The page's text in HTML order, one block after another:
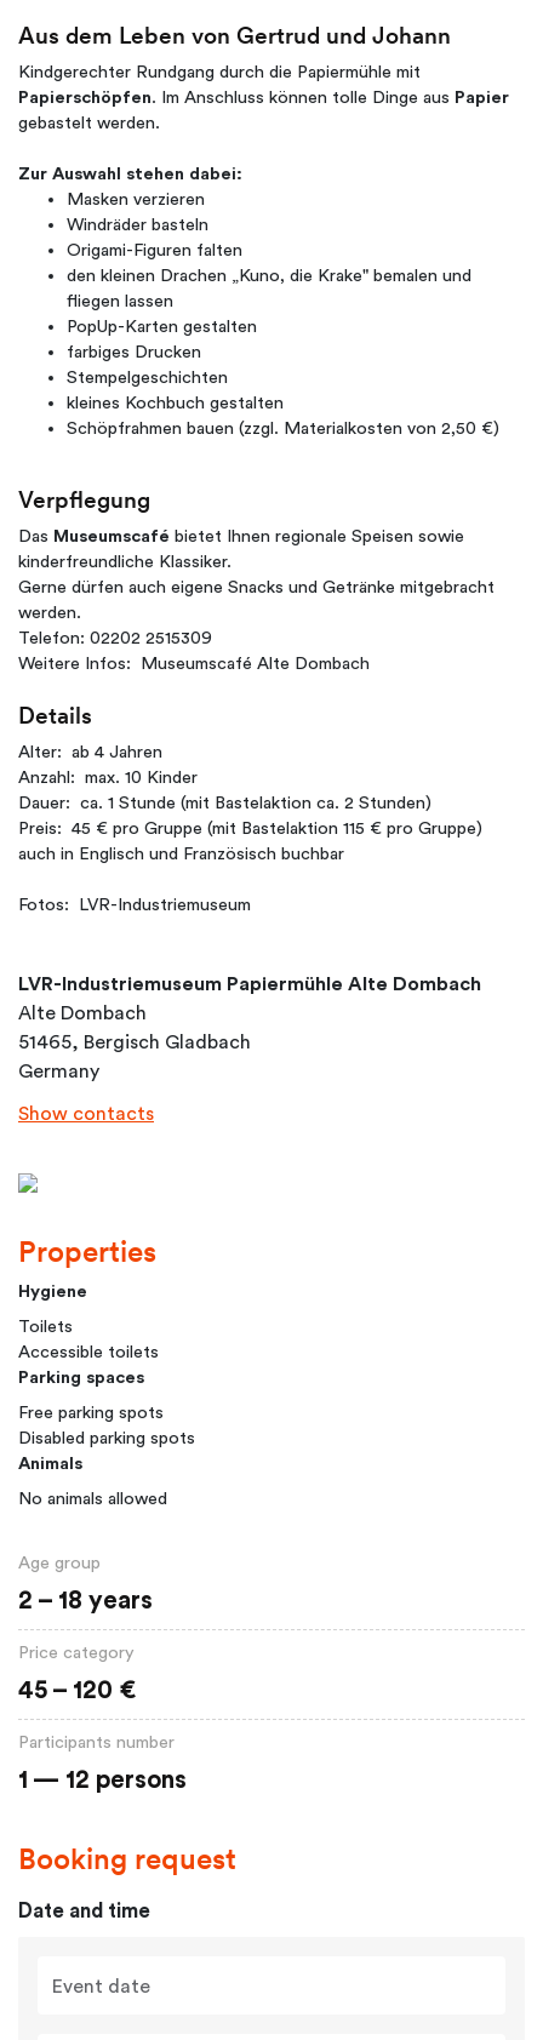
Aus dem Leben von Gertrud und Johann
Kindgerechter Rundgang durch die Papiermühle mit
Papierschöpfen. Im Anschluss können tolle Dinge aus Papier
gebastelt werden.
Zur Auswahl stehen dabei:
Masken verzieren
Windräder basteln
Origami-Figuren falten
den kleinen Drachen „Kuno, die Krake" bemalen und
fliegen lassen
PopUp-Karten gestalten
farbiges Drucken
Stempelgeschichten
kleines Kochbuch gestalten
Schöpfrahmen bauen (zzgl. Materialkosten von 2,50 €)
Verpflegung
Das Museumscafé bietet Ihnen regionale Speisen sowie
kinderfreundliche Klassiker.
Gerne dürfen auch eigene Snacks und Getränke mitgebracht
werden.
Telefon: 02202 2515309
Weitere Infos: Museumscafé Alte Dombach
Details
Alter: ab 4 Jahren
Anzahl: max. 10 Kinder
Dauer: ca. 1 Stunde (mit Bastelaktion ca. 2 Stunden)
Preis: 45 € pro Gruppe (mit Bastelaktion 115 € pro Gruppe)
auch in Englisch und Französisch buchbar
Fotos: LVR-Industriemuseum
LVR-Industriemuseum Papiermühle Alte Dombach
Alte Dombach
51465, Bergisch Gladbach
Germany
Show contacts
Properties
Hygiene
Toilets
Accessible toilets
Parking spaces
Free parking spots
Disabled parking spots
Animals
No animals allowed
Age group
2 – 18 years
Price category
45 – 120 €
Participants number
1 — 12 persons
Booking request
Date and time
Event date